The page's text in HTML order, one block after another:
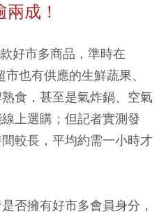
成！
好市多商品，準時在
也有供應的生鮮蔬果、
食，甚至是氣炸鍋、空氣
上選購；但記者實測發
較長，平均約需一小時才
否擁有好市多會員身分，